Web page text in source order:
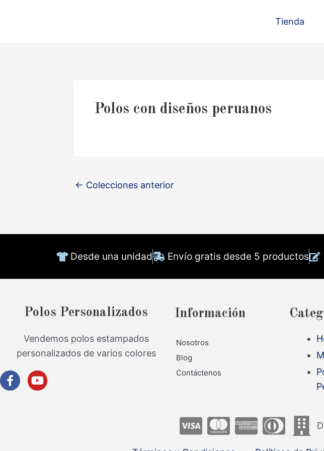
Tienda
Polos con diseños peruanos
← Colecciones anterior
Desde una unidad Envío gratis desde 5 productos
Polos Personalizados
Vendemos polos estampados
personalizados de varios colores
F
a
Y
o
Información
Nosotros
Blog
Contáctenos